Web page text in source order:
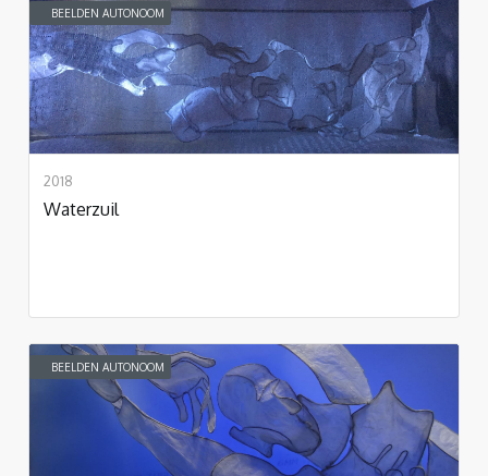
BEELDEN AUTONOOM
2018
Waterzuil
BEELDEN AUTONOOM